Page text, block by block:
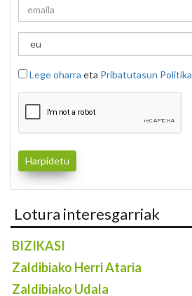
Lege oharra eta Pribatutasun Politika
Lotura interesgarriak
BIZIKASI
Zaldibiako Herri Ataria
Zaldibiako Udala